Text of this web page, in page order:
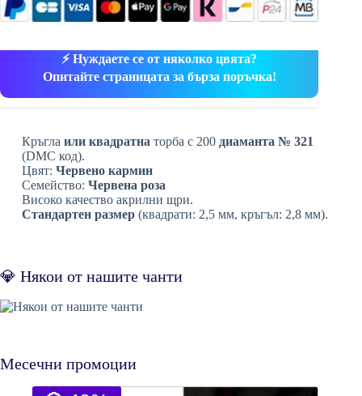
⚡ Нуждаете се от няколко цвята?
Опитайте страницата за бърза поръчка!
Кръгла или квадратна торба с 200 диаманта № 321
(DMC код).
Цвят: Червено кармин
Семейство: Червена роза
Високо качество акрилни щри.
Стандартен размер(квадрати: 2,5 мм, кръгъл: 2,8 мм).
💎 Някои от нашите чанти
Месечни промоции